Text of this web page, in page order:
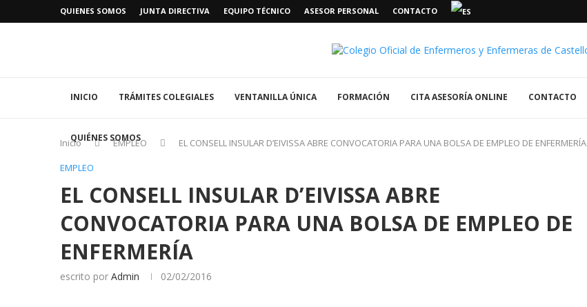
QUIENES SOMOS JUNTA DIRECTIVA EQUIPO TÉCNICO ASESOR PERSONAL CONTACTO
INICIO TRÁMITES COLEGIALES VENTANILLA ÚNICA FORMACIÓN CITA ASESORÍA ONLINE CONTACTO
QUIÉNES SOMOS
Inicio EMPLEO
EL CONSELL INSULAR D’EIVISSA ABRE CONVOCATORIA PARA UNA BOLSA DE EMPLEO DE ENFERMERÍA
EMPLEO
EL CONSELL INSULAR D’EIVISSA ABRE
CONVOCATORIA PARA UNA BOLSA DE EMPLEO DE
ENFERMERÍA
escrito por Admin 02/02/2016